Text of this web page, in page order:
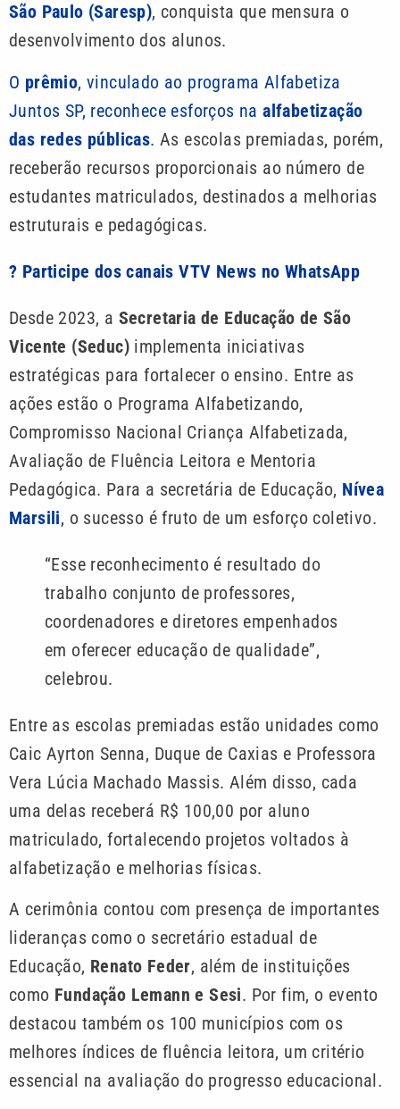
São Paulo (Saresp), conquista que mensura o
desenvolvimento dos alunos.
O prêmio, vinculado ao programa Alfabetiza
Juntos SP, reconhece esforços naalfabetização
das redes públicas. As escolas premiadas, porém,
receberão recursos proporcionais ao número de
estudantes matriculados, destinados a melhorias
estruturais e pedagógicas.
? Participe dos canais VTV News no WhatsApp
Desde 2023, a Secretaria de Educação de São
Vicente (Seduc) implementa iniciativas
estratégicas para fortalecer o ensino. Entre as
ações estão o Programa Alfabetizando,
Compromisso Nacional Criança Alfabetizada,
Avaliação de Fluência Leitora e Mentoria
Pedagógica. Para a secretária de Educação, Nívea
Marsili, o sucesso é fruto de um esforço coletivo.
“Esse reconhecimento é resultado do
trabalho conjunto de professores,
coordenadores e diretores empenhados
em oferecer educação de qualidade”,
celebrou.
Entre as escolas premiadas estão unidades como
Caic Ayrton Senna, Duque de Caxias e Professora
Vera Lúcia Machado Massis. Além disso, cada
uma delas receberá R$ 100,00 por aluno
matriculado, fortalecendo projetos voltados à
alfabetização e melhorias físicas.
A cerimônia contou com presença de importantes
lideranças como o secretário estadual de
Educação, Renato Feder, além de instituições
como Fundação Lemann e Sesi. Por fim, o evento
destacou também os 100 municípios com os
melhores índices de fluência leitora, um critério
essencial na avaliação do progresso educacional.